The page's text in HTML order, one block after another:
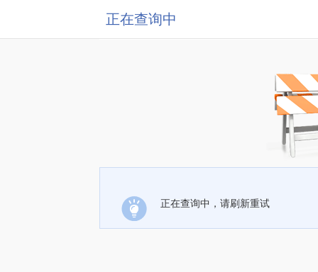
正在查询中
正在查询中，请刷新重试